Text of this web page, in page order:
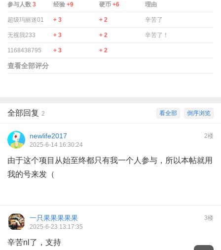
参与人数 3 经验 +9 硬币 +6 理由
超级玛丽迷01 + 3 + 2 辛苦了
无视我233 + 3 + 2 辛苦了！
1168438795 + 3 + 2
查看全部评分
倒序浏览
看全部
全部回复 2
2楼
newlife2017
2025-6-14 16:30:24
由于这个项目从始至终都只有我一个人参与，所以本帖就用
我的号来发（
3楼
一只果果果果果
2025-6-23 13:17:35
辛苦nl了，支持